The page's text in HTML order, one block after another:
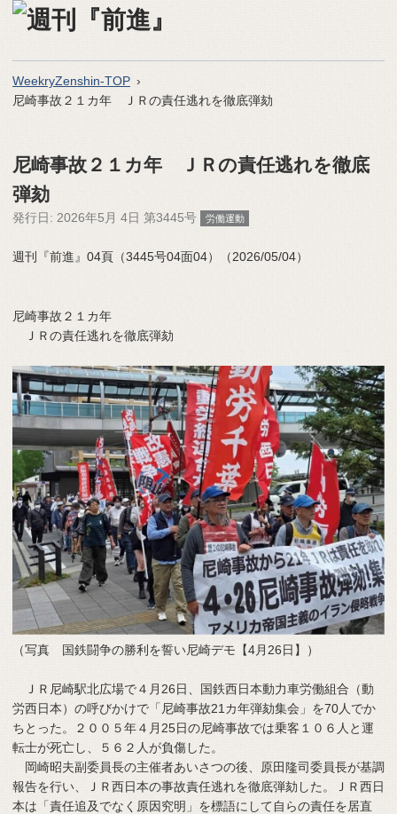
WeekryZenshin-TOP
尼崎事故２１カ年 ＪＲの責任逃れを徹底弾劾
尼崎事故２１カ年 ＪＲの責任逃れを徹底
弾劾
発行日: 2026年5月 4日 第3445号 労働運動
週刊『前進』04頁（3445号04面04）（2026/05/04）
尼崎事故２１カ年
ＪＲの責任逃れを徹底弾劾
（写真 国鉄闘争の勝利を誓い尼崎デモ【4月26日】）
ＪＲ尼崎駅北広場で４月26日、国鉄西日本動力車労働組合（動
労西日本）の呼びかけで「尼崎事故21カ年弾劾集会」を70人でか
ちとった。２００５年４月25日の尼崎事故では乗客１０６人と運
転士が死亡し、５６２人が負傷した。
岡崎昭夫副委員長の主催者あいさつの後、原田隆司委員長が基調
報告を行い、ＪＲ西日本の事故責任逃れを徹底弾劾した。ＪＲ西日
本は「責任追及でなく原因究明」を標語にして自らの責任を居直